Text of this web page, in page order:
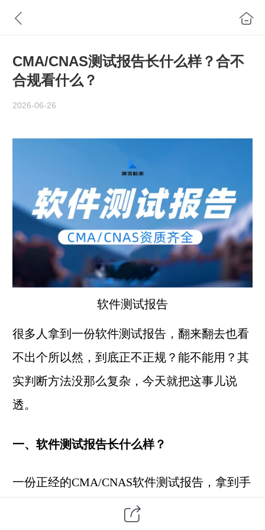
CMA/CNAS测试报告长什么样？合不
合规看什么？
2026-06-26
软件测试报告
很多人拿到一份软件测试报告，翻来翻去也看
不出个所以然，到底正不正规？能不能用？其
实判断方法没那么复杂，今天就把这事儿说
透。
一、软件测试报告长什么样？
一份正经的CMA/CNAS软件测试报告，拿到手
你第一眼应该看到的是 封面